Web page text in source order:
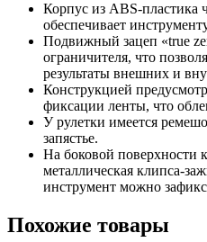
Корпус из ABS-пластика
обеспечивает
Подвижный зацеп «true
ограничителя, что
результаты внешних и
Конструкцией
фиксации ленты, что
У рулетки имеется
запястье.
На боковой поверхности
металлическая клипса-
инструмент можно
Похожие товары